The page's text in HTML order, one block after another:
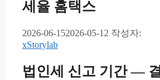
세율 홈택스
2026-06-152026-05-12 작성자:
xStorylab
법인세 신고 기간 — 결